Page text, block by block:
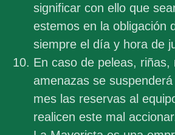
significar con ello que
estemos en la obligación
siempre el día y hora de
En caso de peleas,
amenazas se
mes las reservas al
realicen este mal